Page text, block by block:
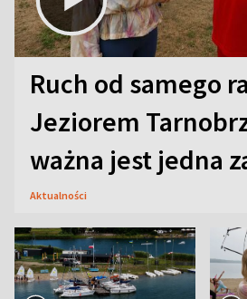
Ruch od samego
Jeziorem
ważna jest jedna
Aktualności